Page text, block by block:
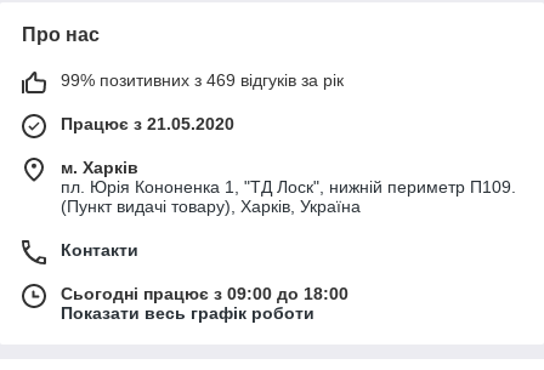
Про нас
99% позитивних з 469 відгуків за рік
Працює з 21.05.2020
м. Харків
пл. Юрія Кононенка 1, "ТД Лоск", нижній периметр П109.
(Пункт видачі товару), Харків, Україна
Контакти
Сьогодні працює з 09:00 до 18:00
Показати весь графік роботи